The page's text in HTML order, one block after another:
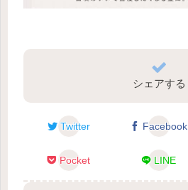
シェアする
Twitter Facebook
Pocket LINE